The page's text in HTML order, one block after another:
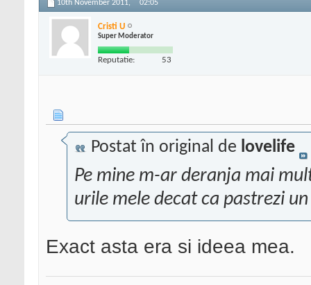
10th November 2011, 02:05
Cristi U
Super Moderator
Reputatie: 53
Postat în original de lovelife
Pe mine m-ar deranja mai
urile mele decat ca pastrezi
Exact asta era si ideea mea.